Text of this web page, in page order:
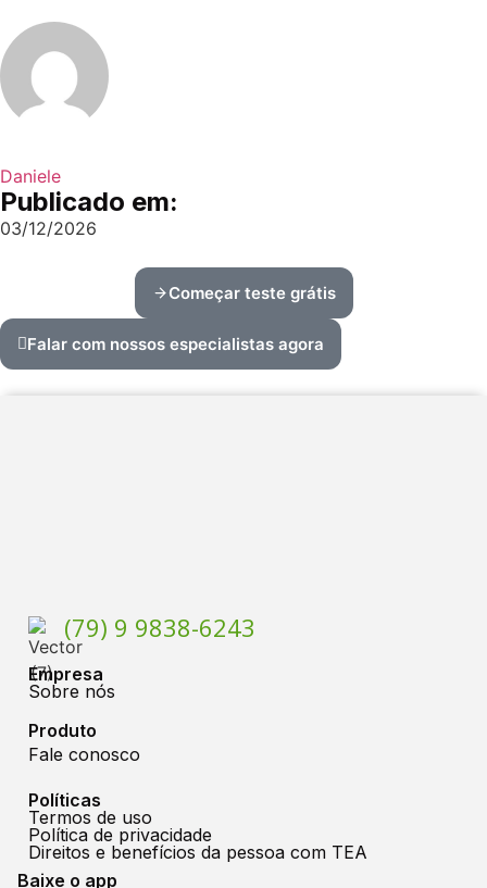
Daniele
Publicado em:
03/12/2026
Começar teste grátis
Falar com nossos especialistas agora
(79) 9 9838-6243
Empresa
Sobre nós
Produto
Fale conosco
Políticas
Termos de uso
Política de privacidade
Direitos e benefícios da pessoa com TEA
Baixe o app